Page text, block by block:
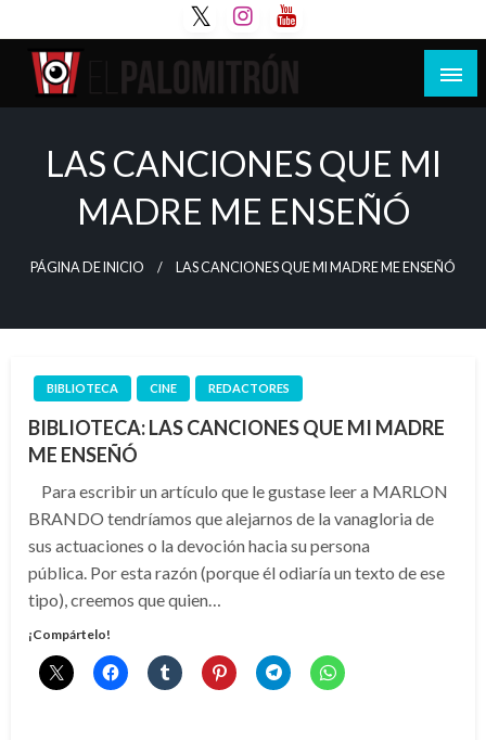
al
contenido
Tu espacio de la industria de cine española y
LAS CANCIONES QUE MI
MADRE ME ENSEÑÓ
PÁGINA DE INICIO LAS CANCIONES QUE MI MADRE ME ENSEÑÓ
BIBLIOTECA CINE REDACTORES
BIBLIOTECA: LAS CANCIONES QUE MI MADRE
ME ENSEÑÓ
Para escribir un artículo que le gustase leer a MARLON
BRANDO tendríamos que alejarnos de la vanagloria de
sus actuaciones o la devoción hacia su persona
pública. Por esta razón (porque él odiaría un texto de ese
tipo), creemos que quien…
¡Compártelo!